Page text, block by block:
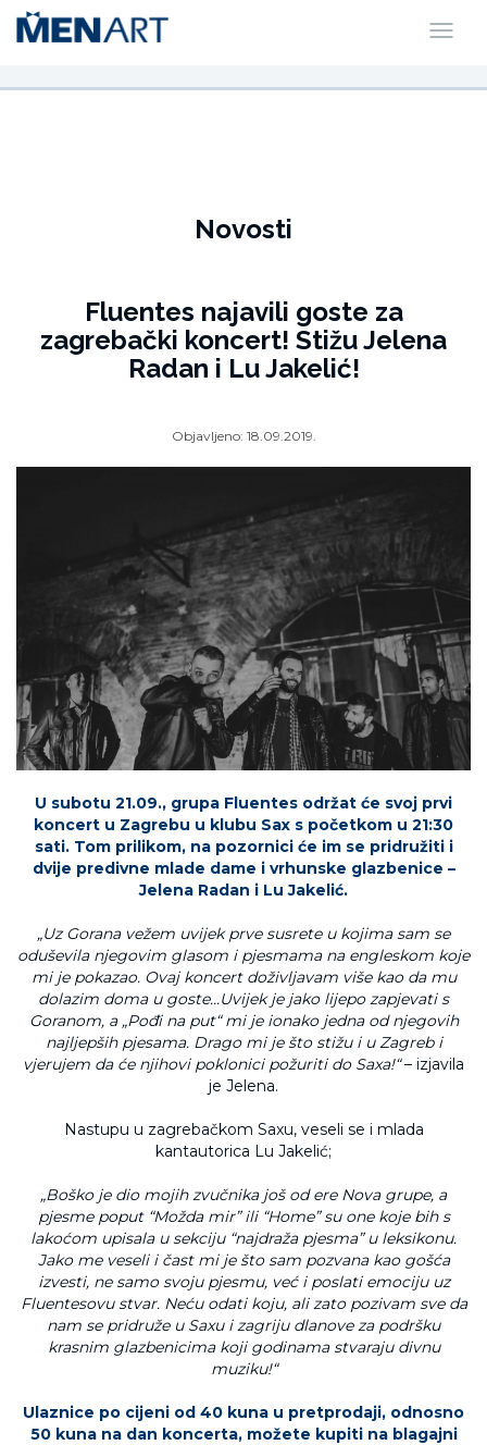
Novosti
Fluentes najavili goste za
zagrebački koncert! Stižu Jelena
Radan i Lu Jakelić!
Objavljeno: 18.09.2019.
U subotu 21.09., grupa Fluentes održat će svoj prvi
koncert u Zagrebu u klubu Sax s početkom u 21:30
sati. Tom prilikom, na pozornici će im se pridružiti i
dvije predivne mlade dame i vrhunske glazbenice –
Jelena Radan i Lu Jakelić.
„Uz Gorana vežem uvijek prve susrete u kojima sam se
oduševila njegovim glasom i pjesmama na engleskom koje
mi je pokazao. Ovaj koncert doživljavam više kao da mu
dolazim doma u goste...Uvijek je jako lijepo zapjevati s
Goranom, a „Pođi na put“ mi je ionako jedna od njegovih
najljepših pjesama. Drago mi je što stižu i u Zagreb i
vjerujem da će njihovi poklonici požuriti do Saxa!“– izjavila
je Jelena.
Nastupu u zagrebačkom Saxu, veseli se i mlada
kantautorica Lu Jakelić;
„Boško je dio mojih zvučnika još od ere Nova grupe, a
pjesme poput “Možda mir” ili “Home” su one koje bih s
lakoćom upisala u sekciju “najdraža pjesma” u leksikonu.
Jako me veseli i čast mi je što sam pozvana kao gošća
izvesti, ne samo svoju pjesmu, već i poslati emociju uz
Fluentesovu stvar. Neću odati koju, ali zato pozivam sve da
nam se pridruže u Saxu i zagriju dlanove za podršku
krasnim glazbenicima koji godinama stvaraju divnu
muziku!“
Ulaznice po cijeni od 40 kuna u pretprodaji, odnosno
50 kuna na dan koncerta, možete kupiti na blagajni